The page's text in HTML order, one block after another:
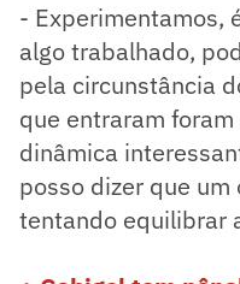
- Experimentamos,
algo trabalhado,
pela circunstância
que entraram
dinâmica
posso dizer que um
tentando equilibrar